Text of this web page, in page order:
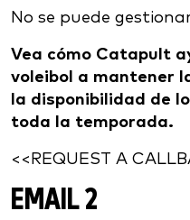
No se puede
Vea cómo Catapult
voleibol a mantener
la disponibilidad de
toda la temporada.
<<REQUEST A
EMAIL 2